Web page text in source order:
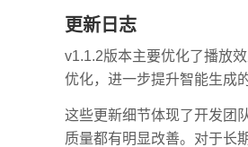
更新日志
v1.1.2版本主要优化了播放
优化，进一步提升智能生成
这些更新细节体现了开发团
质量都有明显改善。对于长